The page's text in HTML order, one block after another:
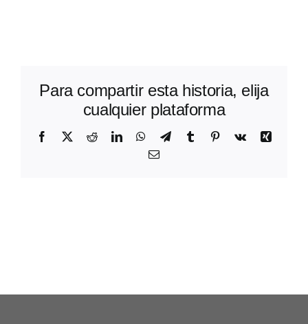
Para compartir esta historia, elija
cualquier plataforma
Facebook
X RedditLinkedInWhatsApp
TelegramTumblr Pinterest
Vk
Xing
Correo